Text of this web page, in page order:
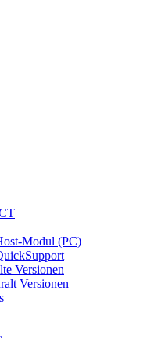
Modul (PC)
Versionen
Versionen